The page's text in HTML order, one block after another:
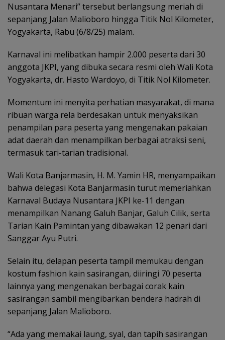
Nusantara Menari” tersebut berlangsung meriah di
sepanjang Jalan Malioboro hingga Titik Nol Kilometer,
Yogyakarta, Rabu (6/8/25) malam.
Karnaval ini melibatkan hampir 2.000 peserta dari 30
anggota JKPI, yang dibuka secara resmi oleh Wali Kota
Yogyakarta, dr. Hasto Wardoyo, di Titik Nol Kilometer.
Momentum ini menyita perhatian masyarakat, di mana
ribuan warga rela berdesakan untuk menyaksikan
penampilan para peserta yang mengenakan pakaian
adat daerah dan menampilkan berbagai atraksi seni,
termasuk tari-tarian tradisional.
Wali Kota Banjarmasin, H. M. Yamin HR, menyampaikan
bahwa delegasi Kota Banjarmasin turut memeriahkan
Karnaval Budaya Nusantara JKPI ke-11 dengan
menampilkan Nanang Galuh Banjar, Galuh Cilik, serta
Tarian Kain Pamintan yang dibawakan 12 penari dari
Sanggar Ayu Putri.
Selain itu, delapan peserta tampil memukau dengan
kostum fashion kain sasirangan, diiringi 70 peserta
lainnya yang mengenakan berbagai corak kain
sasirangan sambil mengibarkan bendera hadrah di
sepanjang Jalan Malioboro.
“Ada yang memakai laung, syal, dan tapih sasirangan